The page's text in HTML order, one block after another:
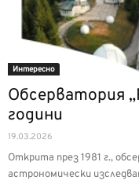
Интерeсно
Обсерватория
години
19.03.2026
Открита през 1981 г.,
астрономически